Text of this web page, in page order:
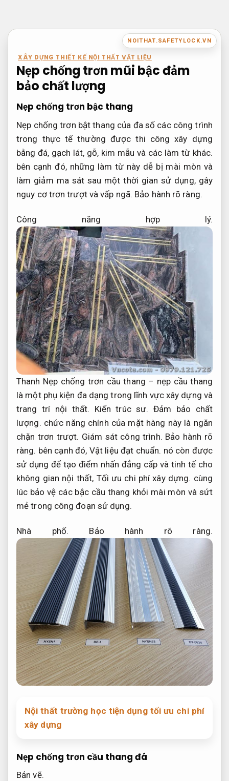
nội
NOITHAT.SAFETYLOCK.VN
XÂY DỰNG THIẾT KẾ NỘI THẤT VẬT LIỆU
Nẹp chống trơn mũi bậc đảm
bảo chất lượng
Nẹp chống trơn bậc thang
Nẹp chống trơn bật thang của đa số các công trình
trong thực tế thường được thi công xây dựng
bằng đá, gạch lát, gỗ, kim mẫu và các làm từ khác.
bên cạnh đó, những làm từ này dễ bị mài mòn và
làm giảm ma sát sau một thời gian sử dụng, gây
nguy cơ trơn trượt và vấp ngã. Bảo hành rõ ràng.
Công năng hợp lý.
Thanh Nẹp chống trơn cầu thang – nẹp cầu thang
là một phụ kiện đa dạng trong lĩnh vực xây dựng và
trang trí nội thất. Kiến trúc sư.
Đảm bảo chất
lượng. chức năng chính của mặt hàng này là ngăn
chặn trơn trượt. Giám sát công trình. Bảo hành rõ
ràng. bên cạnh đó, Vật liệu đạt chuẩn. nó còn được
sử dụng để tạo điểm nhấn đẳng cấp và tinh tế cho
không gian nội thất, Tối ưu chi phí xây dựng. cùng
lúc bảo vệ các bậc cầu thang khỏi mài mòn và sứt
mẻ trong công đoạn sử dụng.
Nhà phố. Bảo hành rõ ràng.
Nội thất trường học tiện dụng tối ưu chi phí
xây dựng
Nẹp chống trơn cầu thang đá
Bản vẽ.